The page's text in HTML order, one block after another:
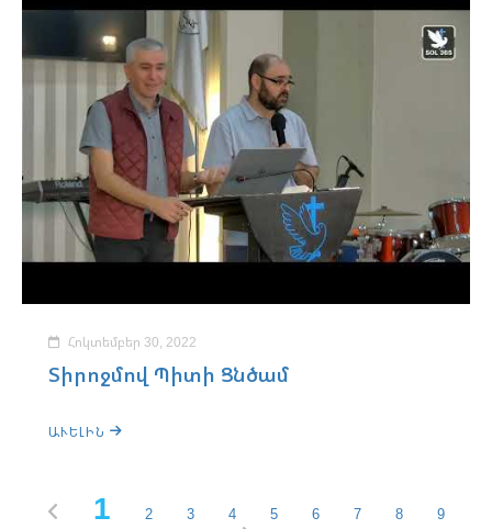
Հոկտեմբեր 30, 2022
Տիրոջմով Պիտի Ցնծամ
ԱՒԵԼԻՆ
1 2 3 4 5 6 7 8 9